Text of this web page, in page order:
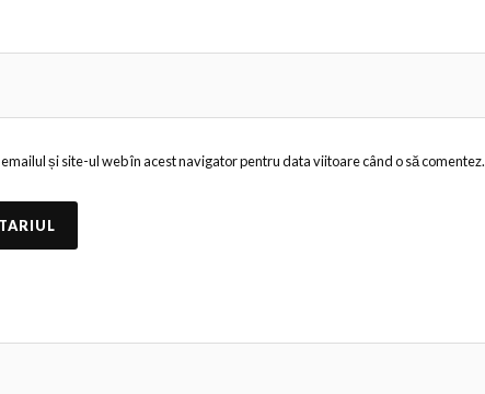
și site-ul web în acest navigator pentru data viitoare când o să comentez.